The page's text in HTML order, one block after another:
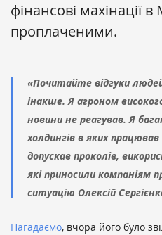
фінансові махінації
проплаченими.
«Почитайте відгуки
інакше. Я агроном
новини не реагував. Я
холдингів в яких
допускав проколів,
які приносили компаніям
ситуацію Олексій
Нагадаємо, вчора його було